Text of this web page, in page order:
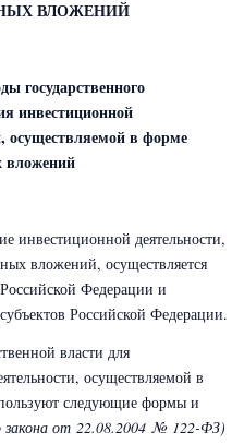
ВЛОЖЕНИЙ
государственного
инвестиционной
осуществляемой в форме
вложений
инвестиционной деятельности,
вложений, осуществляется
Федерации и
Российской Федерации.
власти для
осуществляемой в
следующие формы и
от 22.08.2004 № 122-ФЗ)